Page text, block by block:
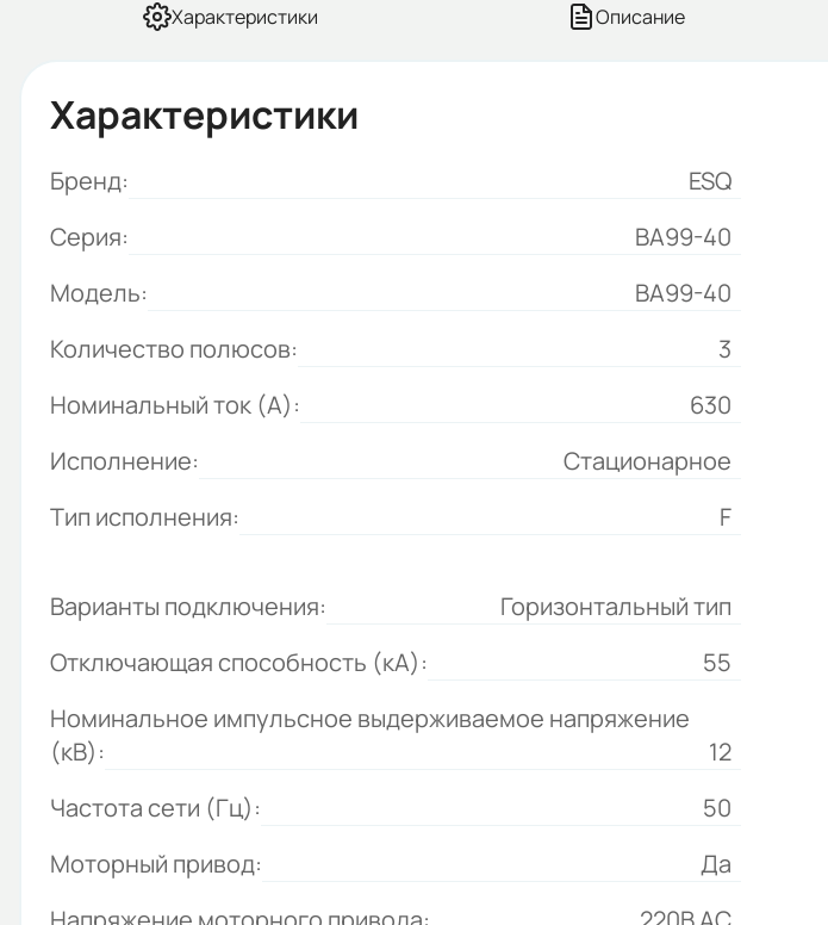
Характеристики Описание
Характеристики
Бренд: ESQ
Серия:
ВА99-40
Модель:
ВА99-40
Количество полюсов:
3
Номинальный ток (А):
630
Исполнение:
Стационарное
Тип исполнения:
F
Варианты подключения: Горизонтальный тип
Отключающая способность (кА):
55
Номинальное импульсное выдерживаемое напряжение
(кВ):
12
Частота сети (Гц):
50
Моторный привод:
Да